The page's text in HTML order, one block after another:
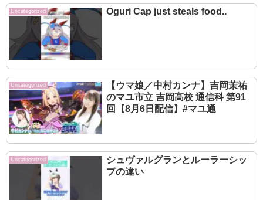
Uncategorized Oguri Cap just steals food..
Uncategorized
【ウマ娘／中村カンナ】吉岡茉祐
のマユ市立 吉岡高校 通信科 第91
回【8月6日配信】#マユ通
Uncategorized
シュヴァルグランとルーラーシッ
プの違い